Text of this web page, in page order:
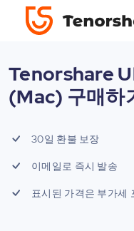
Tenorshare
(Mac) 구매하
30일 환불 보장
이메일로 즉시 발송
표시된 가격은 부가세